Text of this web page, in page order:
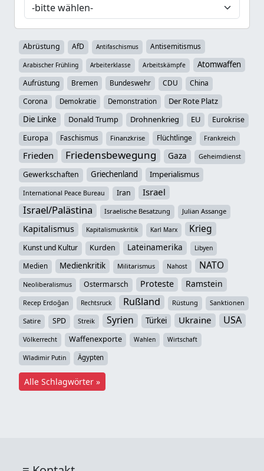
Abrüstung AfD Antifaschismus Antisemitismus
Arabischer Frühling Arbeiterklasse Arbeitskämpfe Atomwaffen
Aufrüstung Bremen Bundeswehr CDU
China
Corona
Demokratie Demonstration
Der Rote Platz
Die Linke
Donald Trump Drohnenkrieg EU
Eurokrise
Europa
Faschismus Finanzkrise Flüchtlinge Frankreich
Frieden Friedensbewegung Gaza Geheimdienst
Gewerkschaften Griechenland Imperialismus
International Peace Bureau Iran Israel
Israel/Palästina Israelische Besatzung Julian Assange
Kapitalismus Kapitalismuskritik Karl Marx Krieg
Kunst und Kultur Kurden Lateinamerika Libyen
Medien Medienkritik Militarismus Nahost NATO
Neoliberalismus Ostermarsch Proteste Ramstein
Recep Erdoğan Rechtsruck Rußland Rüstung Sanktionen
Satire SPD Streik Syrien Türkei Ukraine USA
Völkerrecht Waffenexporte Wahlen Wirtschaft
Wladimir Putin Ägypten
Alle Schlagwörter »